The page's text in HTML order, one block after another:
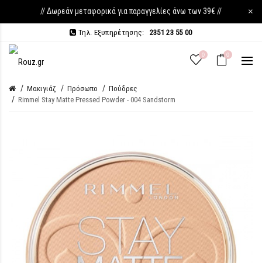
// Δωρεάν μεταφορικά για παραγγελίες άνω των 39€ // ×
Τηλ. Εξυπηρέτησης: 2351 23 55 00
0 0
Μακιγιάζ Πρόσωπο
Πούδρες
Rimmel Stay Matte Pressed Powder - 004 Sandstorm